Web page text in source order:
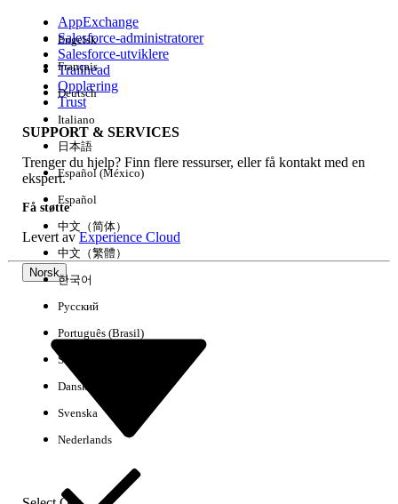
Erfaring
Fjern alle Utført
Kontroller stavemåten i søkeordene.
AppExchange
Salesforce-administratorer
Salesforce-utviklere
Trailhead
Opplæring
Trust
SUPPORT & SERVICES
Trenger du hjelp? Finn flere ressurser, eller få kontakt med en
ekspert.
Få støtte
Levert avExperience Cloud
Norsk
Engelsk
Français
Deutsch
Italiano
日本語
Español (México)
Español
中文（简体）
中文（繁體）
한국어
Русский
Português (Brasil)
Suomi
Dansk
Svenska
Nederlands